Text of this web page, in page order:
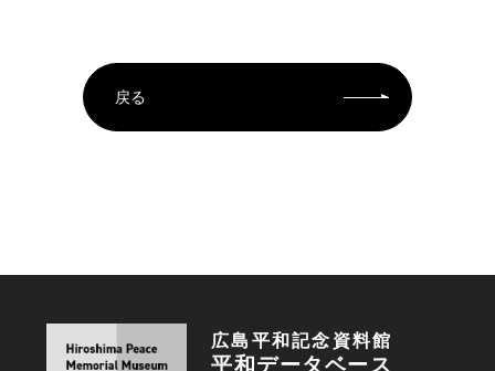
戻る
広島平和記念資料館
平和データベース